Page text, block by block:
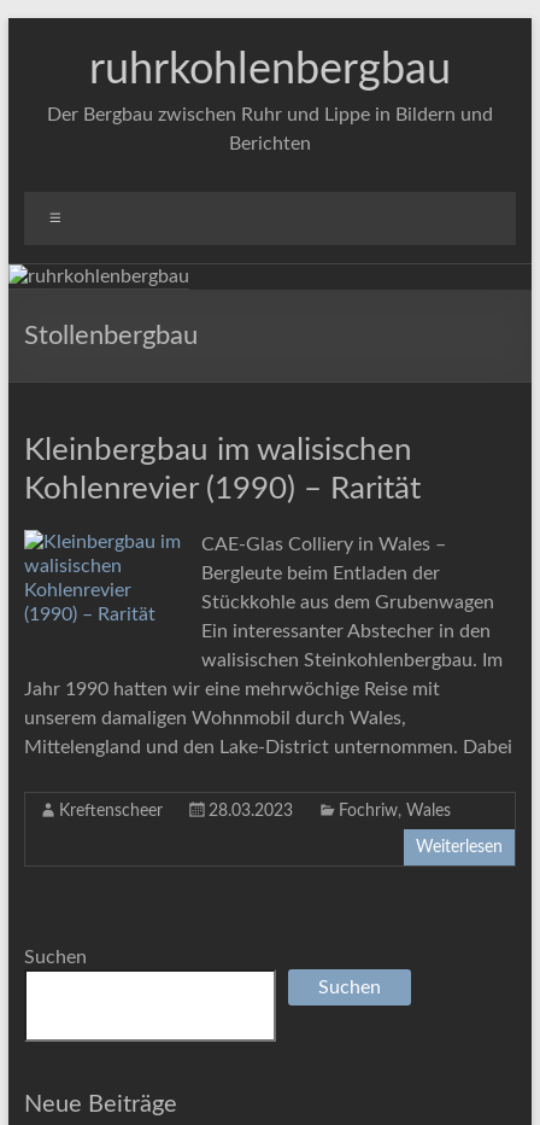
ruhrkohlenbergbau
Der Bergbau zwischen Ruhr und Lippe in Bildern und
Berichten
Stollenbergbau
Kleinbergbau im walisischen
Kohlenrevier (1990) – Rarität
CAE-Glas Colliery in Wales –
Bergleute beim Entladen der
Stückkohle aus dem Grubenwagen
Ein interessanter Abstecher in den
walisischen Steinkohlenbergbau. Im
Jahr 1990 hatten wir eine mehrwöchige Reise mit
unserem damaligen Wohnmobil durch Wales,
Mittelengland und den Lake-District unternommen. Dabei
Kreftenscheer 28.03.2023 Fochriw, Wales
Weiterlesen
Suchen
Suchen
Neue Beiträge